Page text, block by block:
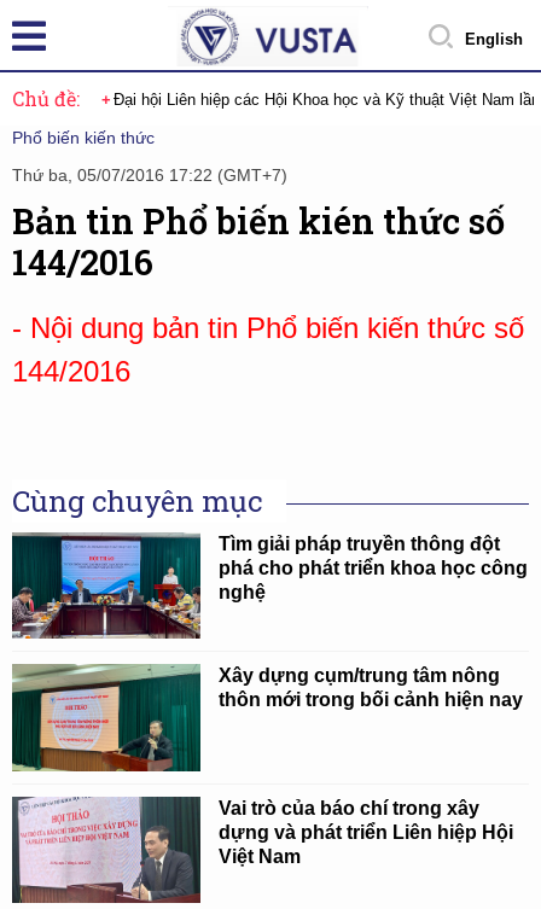
English
Chủ đề: Đại hội Liên hiệp các Hội Khoa học và Kỹ thuật Việt Nam
Phổ biến kiến thức
Thứ ba, 05/07/2016 17:22 (GMT+7)
Bản tin Phổ biến kién thức số
144/2016
- Nội dung bản tin Phổ biến kiến thức số
144/2016
Cùng chuyên mục
Tìm giải pháp truyền thông đột
phá cho phát triển khoa học công
nghệ
Xây dựng cụm/trung tâm nông
thôn mới trong bối cảnh hiện nay
Vai trò của báo chí trong xây
dựng và phát triển Liên hiệp Hội
Việt Nam